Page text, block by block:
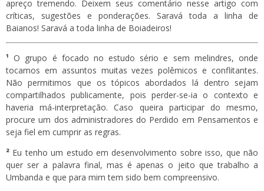
apreço tremendo. Deixem seus comentário nesse artigo com
críticas, sugestões e ponderações. Saravá toda a linha de
Baianos! Saravá a toda linha de Boiadeiros!
¹ O grupo é focado no estudo sério e sem melindres, onde
tocamos em assuntos muitas vezes polêmicos e conflitantes.
Não permitimos que os tópicos abordados lá dentro sejam
compartilhados publicamente, pois perder-se-ia o contexto e
haveria má-interpretação. Caso queira participar do mesmo,
procure um dos administradores do Perdido em Pensamentos e
seja fiel em cumprir as regras.
² Eu tenho um estudo em desenvolvimento sobre isso, que não
quer ser a palavra final, mas é apenas o jeito que trabalho a
Umbanda e que para mim tem sido bem compreensivo.